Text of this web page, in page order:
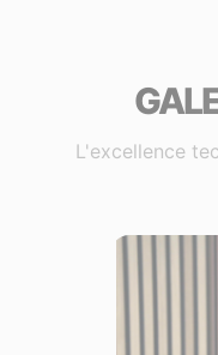
L'excellence